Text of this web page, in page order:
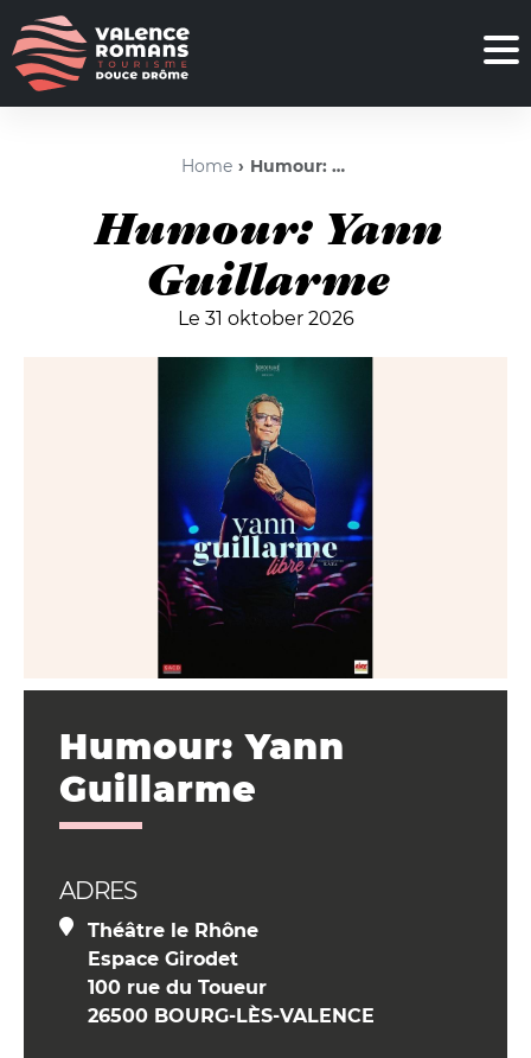
Home Humour: Yann Guillarme
Humour: Yann
Guillarme
Le 31 oktober 2026
Humour: Yann
Guillarme
ADRES
Théâtre le Rhône
Espace Girodet
100 rue du Toueur
26500 BOURG-LÈS-VALENCE